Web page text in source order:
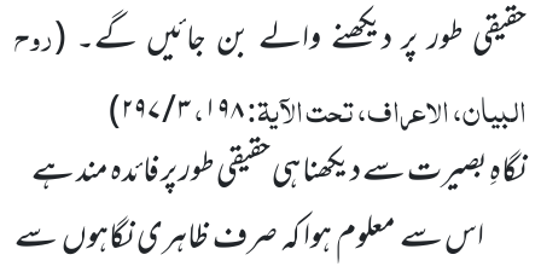
حقیقی طور پر دیکھنے والے بن جائیں گے۔ (روح
البیان، الاعراف، تحت الآیۃ:۱۹۸،۳/۲۹۷)
نگاہِ بصیرت سے دیکھنا ہی حقیقی طور پر فائدہ مند ہے
اس سے معلوم ہوا کہ صرف ظاہری نگاہوں سے